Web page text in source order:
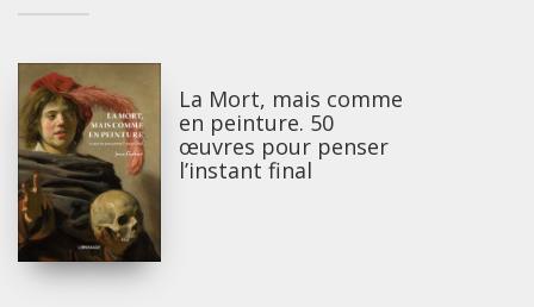
La Mort, mais comme
en peinture. 50
œuvres pour penser
l’instant final